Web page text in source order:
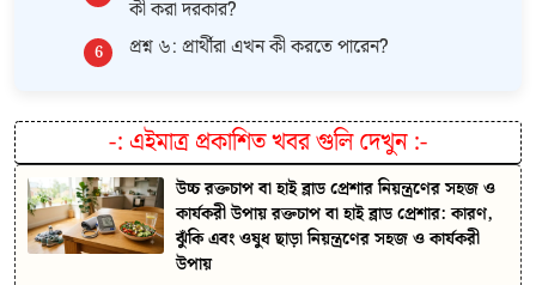
কী করা দরকার?
প্রশ্ন ৬: প্রার্থীরা এখন কী করতে পারেন?
-: এইমাত্র প্রকাশিত খবর গুলি দেখুন:-
উচ্চ রক্তচাপ বা হাই ব্লাড প্রেশার নিয়ন্ত্রণের সহজ ও
কার্যকরী উপায় রক্তচাপ বা হাই ব্লাড প্রেশার: কারণ,
ঝুঁকি এবং ওষুধ ছাড়া নিয়ন্ত্রণের সহজ ও কার্যকরী
উপায়